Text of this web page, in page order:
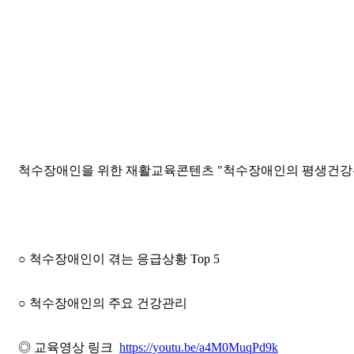
척수장애인을 위한 재활교육콘텐츠 "척수장애인의 평생건
○ 척수장애인이 겪는 응급상황 Top 5
○ 척수장애인의 주요 건강관리
◎ 교육영상 링크 https://youtu.be/a4M0MuqPd9k